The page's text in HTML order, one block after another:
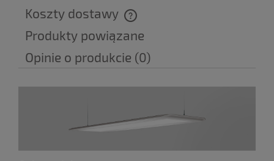
Koszty dostawy
Cena nie zawiera ewentualnych kosztów płatności
Produkty powiązane
Opinie o produkcie (0)